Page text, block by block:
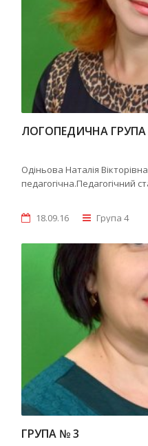
ЛОГОПЕДИЧНА
Одіньова Наталія
педагогічна.Педагогічний
18.09.16 Група 4
ГРУПА № 3